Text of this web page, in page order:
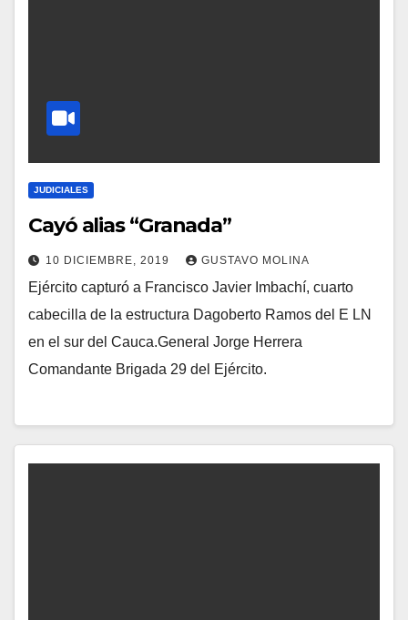
JUDICIALES
Cayó alias “Granada”
10 DICIEMBRE, 2019 GUSTAVO MOLINA
Ejército capturó a Francisco Javier Imbachí, cuarto
cabecilla de la estructura Dagoberto Ramos del E LN
en el sur del Cauca.General Jorge Herrera
Comandante Brigada 29 del Ejército.